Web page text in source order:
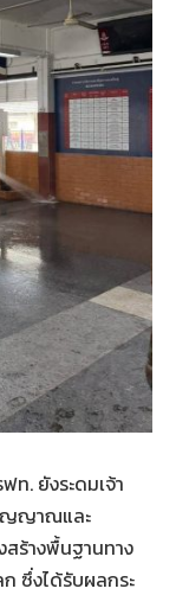
ท. ยังระดมเจ้า
ญญาณและ
สร้างพื้นฐานทาง
ซึ่งได้รับผลกระ